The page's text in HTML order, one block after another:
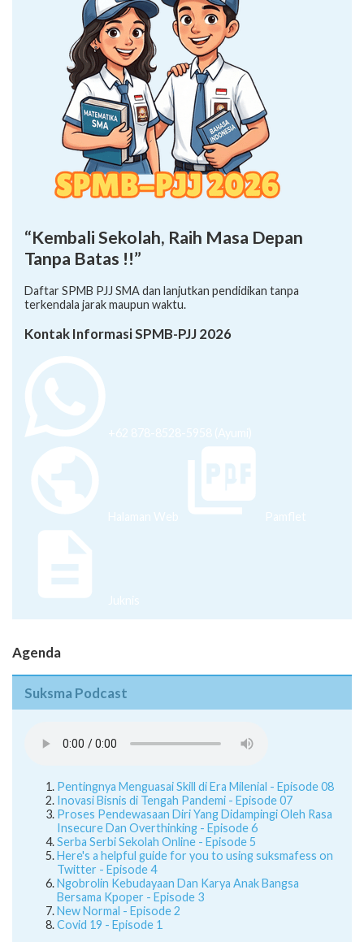
“Kembali Sekolah, Raih Masa Depan
Tanpa Batas !!”
Daftar SPMB PJJ SMA dan lanjutkan pendidikan tanpa
terkendala jarak maupun waktu.
Kontak Informasi SPMB-PJJ 2026
+62 878-8528-5958 (Ayumi)
Halaman Web Pamflet
Juknis
Agenda
Suksma Podcast
Pentingnya Menguasai Skill di Era Milenial - Episode 08
Inovasi Bisnis di Tengah Pandemi - Episode 07
Proses Pendewasaan Diri Yang Didampingi Oleh Rasa
Insecure Dan Overthinking - Episode 6
Serba Serbi Sekolah Online - Episode 5
Here's a helpful guide for you to using suksmafess on
Twitter - Episode 4
Ngobrolin Kebudayaan Dan Karya Anak Bangsa
Bersama Kpoper - Episode 3
New Normal - Episode 2
Covid 19 - Episode 1